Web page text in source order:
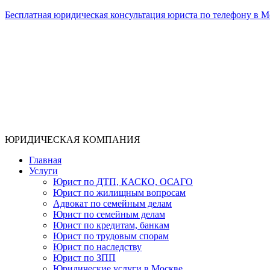
Бесплатная юридическая консультация юриста по телефону в
ЮРИДИЧЕСКАЯ КОМПАНИЯ
Главная
Услуги
Юрист по ДТП, КАСКО, ОСАГО
Юрист по жилищным вопросам
Адвокат по семейным делам
Юрист по семейным делам
Юрист по кредитам, банкам
Юрист по трудовым спорам
Юрист по наследству
Юрист по ЗПП